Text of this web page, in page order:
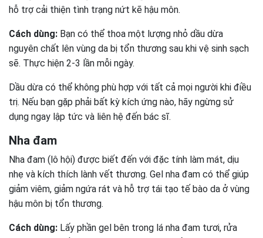
hỗ trợ cải thiện tình trạng nứt kẽ hậu môn.
Cách dùng: Bạn có thể thoa một lượng nhỏ dầu dừa
nguyên chất lên vùng da bị tổn thương sau khi vệ sinh sạch
sẽ. Thực hiện 2-3 lần mỗi ngày.
Dầu dừa có thể không phù hợp với tất cả mọi người khi điều
trị. Nếu bạn gặp phải bất kỳ kích ứng nào, hãy ngừng sử
dụng ngay lập tức và liên hệ đến bác sĩ.
Nha đam
Nha đam (lô hội) được biết đến với đặc tính làm mát, dịu
nhẹ và kích thích lành vết thương. Gel nha đam có thể giúp
giảm viêm, giảm ngứa rát và hỗ trợ tái tạo tế bào da ở vùng
hậu môn bị tổn thương.
Cách dùng: Lấy phần gel bên trong lá nha đam tươi, rửa